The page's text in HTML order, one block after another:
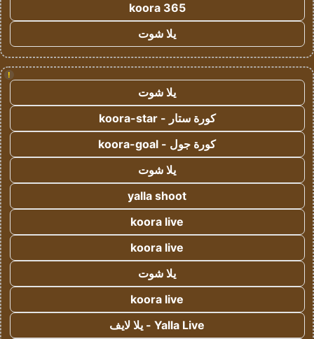
koora 365
يلا شوت
!
يلا شوت
كورة ستار - koora-star
كورة جول - koora-goal
يلا شوت
yalla shoot
koora live
koora live
يلا شوت
koora live
Yalla Live - يلا لايف